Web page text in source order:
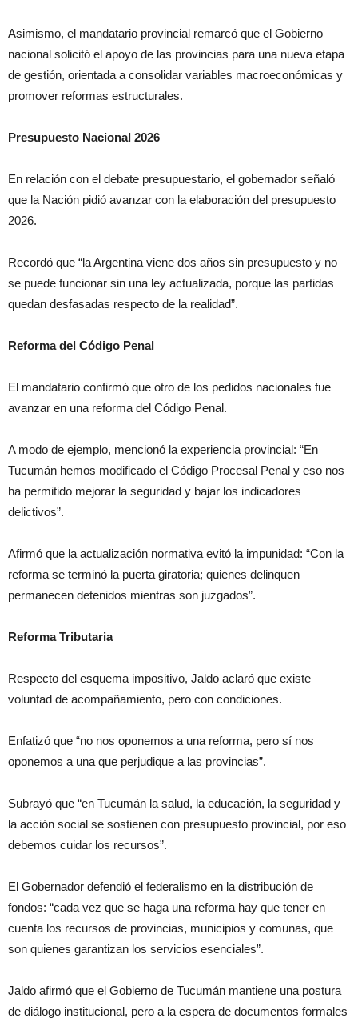
Asimismo, el mandatario provincial remarcó que el Gobierno
nacional solicitó el apoyo de las provincias para una nueva etapa
de gestión, orientada a consolidar variables macroeconómicas y
promover reformas estructurales.
Presupuesto Nacional 2026
En relación con el debate presupuestario, el gobernador señaló
que la Nación pidió avanzar con la elaboración del presupuesto
2026.
Recordó que “la Argentina viene dos años sin presupuesto y no
se puede funcionar sin una ley actualizada, porque las partidas
quedan desfasadas respecto de la realidad”.
Reforma del Código Penal
El mandatario confirmó que otro de los pedidos nacionales fue
avanzar en una reforma del Código Penal.
A modo de ejemplo, mencionó la experiencia provincial: “En
Tucumán hemos modificado el Código Procesal Penal y eso nos
ha permitido mejorar la seguridad y bajar los indicadores
delictivos”.
Afirmó que la actualización normativa evitó la impunidad: “Con la
reforma se terminó la puerta giratoria; quienes delinquen
permanecen detenidos mientras son juzgados”.
Reforma Tributaria
Respecto del esquema impositivo, Jaldo aclaró que existe
voluntad de acompañamiento, pero con condiciones.
Enfatizó que “no nos oponemos a una reforma, pero sí nos
oponemos a una que perjudique a las provincias”.
Subrayó que “en Tucumán la salud, la educación, la seguridad y
la acción social se sostienen con presupuesto provincial, por eso
debemos cuidar los recursos”.
El Gobernador defendió el federalismo en la distribución de
fondos: “cada vez que se haga una reforma hay que tener en
cuenta los recursos de provincias, municipios y comunas, que
son quienes garantizan los servicios esenciales”.
Jaldo afirmó que el Gobierno de Tucumán mantiene una postura
de diálogo institucional, pero a la espera de documentos formales